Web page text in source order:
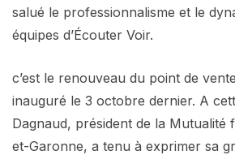
salué le professionnalisme et le
équipes d’Écouter Voir.
c’est le renouveau du point de
inauguré le 3 octobre dernier. A
Dagnaud, président de la Mutualité
et-Garonne, a tenu à exprimer sa